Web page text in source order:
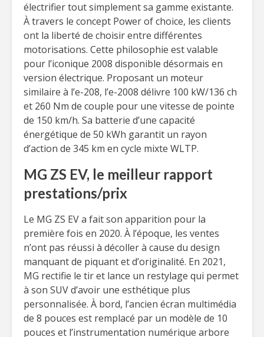
électrifier tout simplement sa gamme existante.
À travers le concept Power of choice, les clients
ont la liberté de choisir entre différentes
motorisations. Cette philosophie est valable
pour l’iconique 2008 disponible désormais en
version électrique. Proposant un moteur
similaire à l’e-208, l’e-2008 délivre 100 kW/136 ch
et 260 Nm de couple pour une vitesse de pointe
de 150 km/h. Sa batterie d’une capacité
énergétique de 50 kWh garantit un rayon
d’action de 345 km en cycle mixte WLTP.
MG ZS EV, le meilleur rapport
prestations/prix
Le MG ZS EV a fait son apparition pour la
première fois en 2020. À l’époque, les ventes
n’ont pas réussi à décoller à cause du design
manquant de piquant et d’originalité. En 2021,
MG rectifie le tir et lance un restylage qui permet
à son SUV d’avoir une esthétique plus
personnalisée. À bord, l’ancien écran multimédia
de 8 pouces est remplacé par un modèle de 10
pouces et l’instrumentation numérique arbore